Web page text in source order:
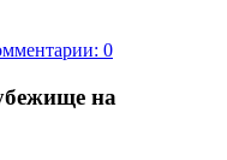
0
на